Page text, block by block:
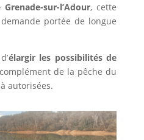
sur-l’Adour, cette
portée de longue
élargir les possibilités de
de la pêche du
autorisées.